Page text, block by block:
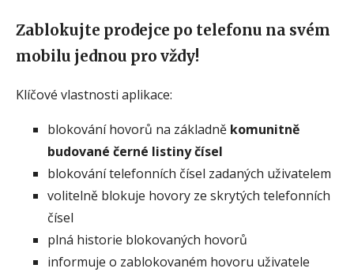
Zablokujte prodejce po telefonu na svém
mobilu jednou pro vždy!
Klíčové vlastnosti aplikace:
blokování hovorů na základně komunitně
budované černé listiny čísel
blokování telefonních čísel zadaných uživatelem
volitelně blokuje hovory ze skrytých telefonních
čísel
plná historie blokovaných hovorů
informuje o zablokovaném hovoru uživatele